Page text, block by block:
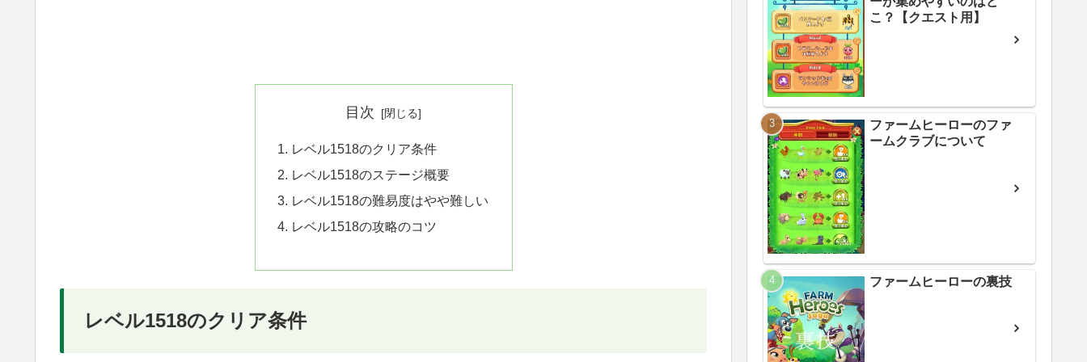
目次
レベル1518のクリア条件
レベル1518のステージ概要
レベル1518の難易度はやや難しい
レベル1518の攻略のコツ
レベル1518のクリア条件
こ？【クエスト用】
ファームヒーローのファ
ームクラブについて
ファームヒーローの裏技